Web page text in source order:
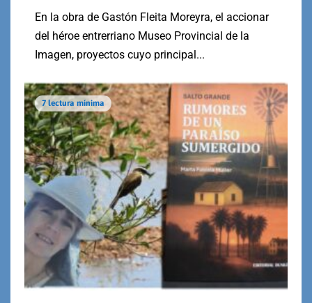
En la obra de Gastón Fleita Moreyra, el accionar
del héroe entrerriano Museo Provincial de la
Imagen, proyectos cuyo principal...
7 lectura mínima